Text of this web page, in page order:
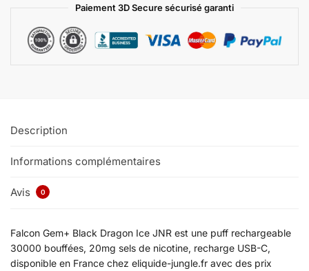
Paiement 3D Secure sécurisé garanti
Description
Informations complémentaires
Avis 0
Falcon Gem+ Black Dragon Ice JNR est une puff rechargeable
30000 bouffées, 20mg sels de nicotine, recharge USB-C,
disponible en France chez eliquide-jungle.fr avec des prix